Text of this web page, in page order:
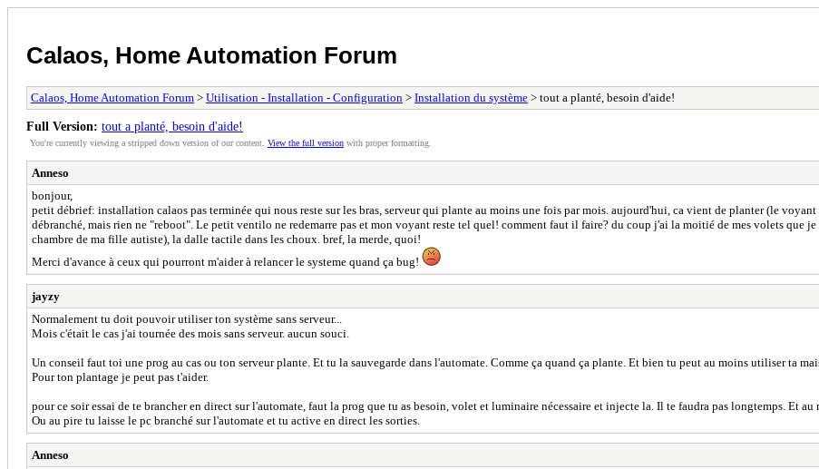
Calaos, Home Automation Forum
Calaos, Home Automation Forum > Utilisation - Installation - Configuration > Installation du système > tout a planté, besoin d'aide!
Full Version: tout a planté, besoin d'aide!
You're currently viewing a stripped down version of our content. View the full version with proper formatting.
Anneso
bonjour,
petit débrief: installation calaos pas terminée qui nous reste sur les bras, serveur qui plante au moins une fois par mois. aujourd'hui, ca vient de planter (le
débranché, mais rien ne "reboot". Le petit ventilo ne redemarre pas et mon voyant reste tel quel! comment faut il faire? du coup j'ai la moitié de mes volets que
chambre de ma fille autiste), la dalle tactile dans les choux. bref, la merde, quoi!
Merci d'avance à ceux qui pourront m'aider à relancer le systeme quand ça bug!
jayzy
Normalement tu doit pouvoir utiliser ton système sans serveur...
Mois c'était le cas j'ai tournée des mois sans serveur. aucun souci.
Un conseil faut toi une prog au cas ou ton serveur plante. Et tu la sauvegarde dans l'automate. Comme ça quand ça plante. Et bien tu peut au moins utiliser ta
Pour ton plantage je peut pas t'aider.
pour ce soir essai de te brancher en direct sur l'automate, faut la prog que tu as besoin, volet et luminaire nécessaire et injecte la. Il te faudra pas longtemps. Et
Ou au pire tu laisse le pc branché sur l'automate et tu active en direct les sorties.
Anneso